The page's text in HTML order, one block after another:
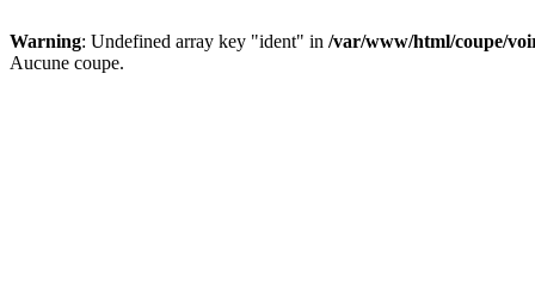
Warning: Undefined array key "ident" in /var/www/html/coupe/
Aucune coupe.